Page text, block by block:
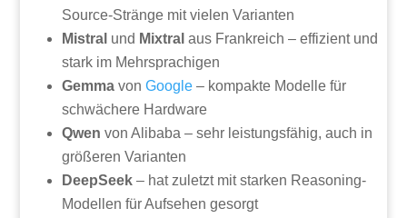
Source-Stränge mit vielen Varianten
Mistral und Mixtral aus Frankreich – effizient und
stark im Mehrsprachigen
Gemma vonGoogle – kompakte Modelle für
schwächere Hardware
Qwen von Alibaba – sehr leistungsfähig, auch in
größeren Varianten
DeepSeek – hat zuletzt mit starken Reasoning-
Modellen für Aufsehen gesorgt